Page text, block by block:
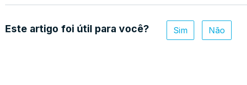
Este artigo foi útil para você? Sim Não